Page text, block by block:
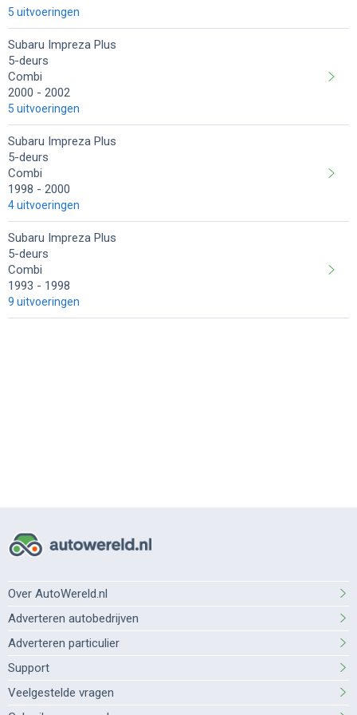
5 uitvoeringen
Subaru Impreza Plus
5 uitvoeringen
5-deurs
Combi
2000
2002
Subaru Impreza Plus
4 uitvoeringen
5-deurs
Combi
1998
2000
Subaru Impreza Plus
9 uitvoeringen
5-deurs
Combi
1993
1998
Over AutoWereld.nl
Adverteren autobedrijven
Adverteren particulier
Support
Veelgestelde vragen